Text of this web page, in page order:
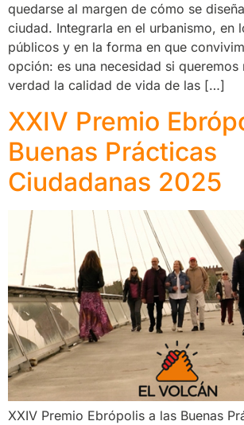
quedarse al margen de cómo se
ciudad. Integrarla en el urbanismo, en
públicos y en la forma en que
opción: es una necesidad si queremos
verdad la calidad de vida de las […]
XXIV Premio
Buenas Prácticas
Ciudadanas 2025
XXIV Premio Ebrópolis a las Buenas